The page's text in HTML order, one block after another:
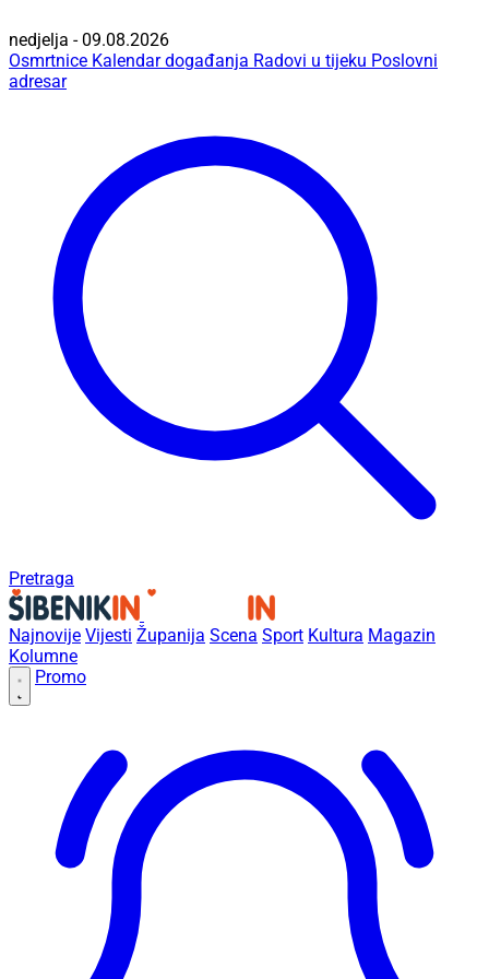
nedjelja - 09.08.2026
Osmrtnice Kalendar događanja Radovi u tijeku Poslovni
adresar
Pretraga
Najnovije Vijesti Županija Scena Sport Kultura Magazin
Kolumne
Promo